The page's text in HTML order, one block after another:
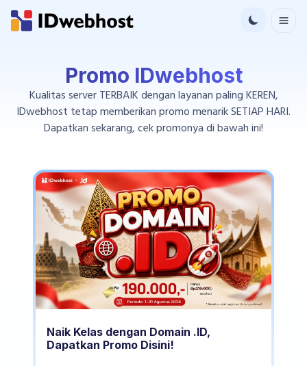
Promo IDwebhost
Kualitas server TERBAIK dengan layanan paling KEREN,
IDwebhost tetap memberikan promo menarik SETIAP HARI.
Dapatkan sekarang, cek promonya di bawah ini!
Naik Kelas dengan Domain .ID,
Dapatkan Promo Disini!